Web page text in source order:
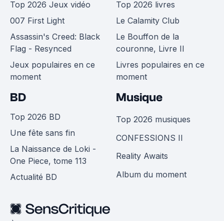
Top 2026 Jeux vidéo
007 First Light
Assassin's Creed: Black
Flag - Resynced
Jeux populaires en ce
moment
Top 2026 livres
Le Calamity Club
Le Bouffon de la
couronne, Livre II
Livres populaires en ce
moment
BD
Top 2026 BD
Une fête sans fin
La Naissance de Loki -
One Piece, tome 113
Actualité BD
Musique
Top 2026 musiques
CONFESSIONS II
Reality Awaits
Album du moment